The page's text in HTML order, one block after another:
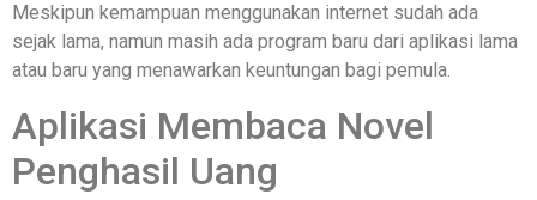
Meskipun kemampuan menggunakan internet sudah ada
sejak lama, namun masih ada program baru dari aplikasi lama
atau baru yang menawarkan keuntungan bagi pemula.
Aplikasi Membaca Novel
Penghasil Uang